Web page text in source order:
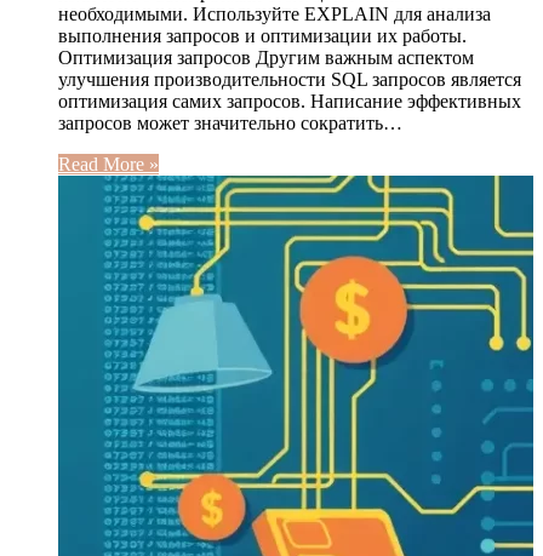
необходимыми. Используйте EXPLAIN для анализа
выполнения запросов и оптимизации их работы.
Оптимизация запросов Другим важным аспектом
улучшения производительности SQL запросов является
оптимизация самих запросов. Написание эффективных
запросов может значительно сократить…
Read More »